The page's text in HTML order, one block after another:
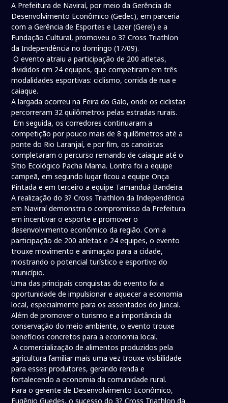
A Prefeitura de Naviraí, por meio da Gerência de
Desenvolvimento Econômico (Gedec), em parceria
com a Gerência de Esportes e Lazer (Gerel) e a
Fundação Cultural, promoveu o 3? Cross Triathlon
da Independência no domingo (17/09).
O evento atraiu a participação de 200 atletas,
divididos em 24 equipes, que competiram em três
modalidades esportivas: ciclismo, corrida de rua e
caiaque.
A largada ocorreu na Feira do Galo, onde os ciclistas
percorreram 32 quilômetros pelas estradas rurais.
Em seguida, os corredores continuaram a
competição por pouco mais de 8 quilômetros até a
ponte do Rio Laranjaí, e por fim, os canoistas
completaram o percurso remando de caiaque até o
Sítio Ecológico Pacha Mama. Lontra foi a equipe
campeã, em segundo lugar ficou a equipe Onça
Pintada e em terceiro a equipe Tamanduá Bandeira.
A realização do 3? Cross Triathlon da Independência
em Naviraí demonstra o compromisso da Prefeitura
em incentivar o esporte e promover o
desenvolvimento econômico da região. Com a
participação de 200 atletas e 24 equipes, o evento
trouxe movimento e animação para a cidade,
mostrando o potencial turístico e esportivo do
município.
Uma das principais conquistas do evento foi a
oportunidade de impulsionar e aquecer a economia
local, especialmente para os assentados do Juncal.
Além de promover o turismo e a importância da
conservação do meio ambiente, o evento trouxe
benefícios concretos para a economia local.
A comercialização de alimentos produzidos pela
agricultura familiar mais uma vez trouxe visibilidade
para esses produtores, gerando renda e
fortalecendo a economia da comunidade rural.
Para o gerente de Desenvolvimento Econômico,
Eugênio Guedes, o sucesso do 3? Cross Triathlon da